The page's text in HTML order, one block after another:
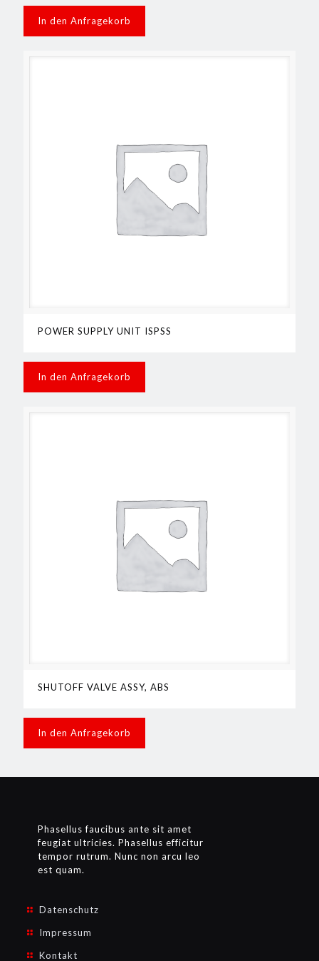
In den Anfragekorb
POWER SUPPLY UNIT ISPSS
In den Anfragekorb
SHUTOFF VALVE ASSY, ABS
In den Anfragekorb
Phasellus faucibus ante sit amet
feugiat ultricies. Phasellus efficitur
tempor rutrum. Nunc non arcu leo
est quam.
Datenschutz
Impressum
Kontakt